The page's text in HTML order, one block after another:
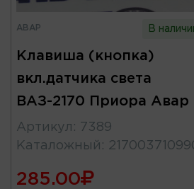
АВАР В
Клавиша (кнопка)
вкл.датчика света
ВАЗ-2170 Приора Авар
Артикул :
7389
Каталожный :
285.00